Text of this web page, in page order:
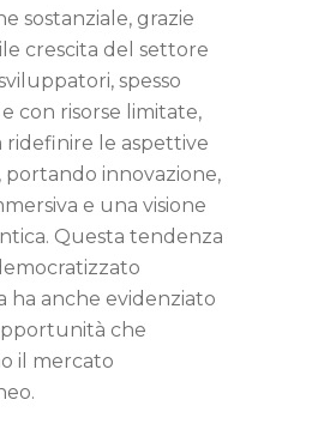
sostanziale, grazie
crescita del settore
spesso
con risorse limitate,
ridefinire le aspettive
innovazione,
e una visione
Questa tendenza
ha anche evidenziato
che
il mercato